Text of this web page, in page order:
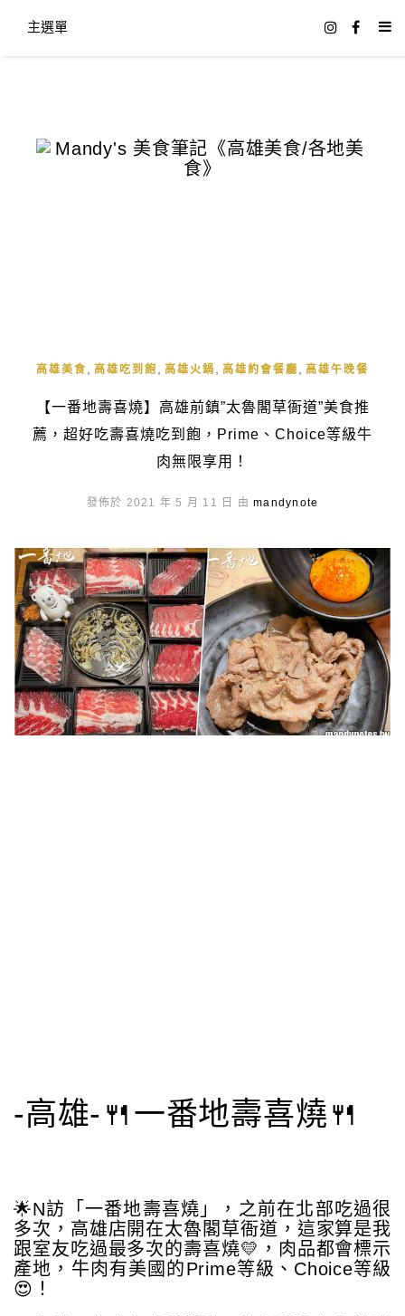
主選單
高雄美食 高雄吃到飽 高雄火鍋 高雄約會餐廳 高雄午晚餐
【一番地壽喜燒】高雄前鎮”太魯閣草衙道”美食推
薦，超好吃壽喜燒吃到飽，Prime、Choice等級牛
肉無限享用！
發佈於 2021 年 5 月 11 日 由mandynote
-高雄-🍴一番地壽喜燒🍴
🌟N訪「一番地壽喜燒」，之前在北部吃過很
多次，高雄店開在太魯閣草衙道，這家算是我
跟室友吃過最多次的壽喜燒💛，肉品都會標示
產地，牛肉有美國的Prime等級、Choice等級
😍！